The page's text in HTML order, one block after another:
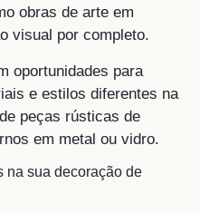
obras de arte em
visual por completo.
oportunidades para
e estilos diferentes na
peças rústicas de
em metal ou vidro.
na sua decoração de